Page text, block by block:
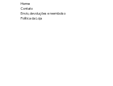
Home
Contato
Envio, devoluções e reembolso
Política da Loja